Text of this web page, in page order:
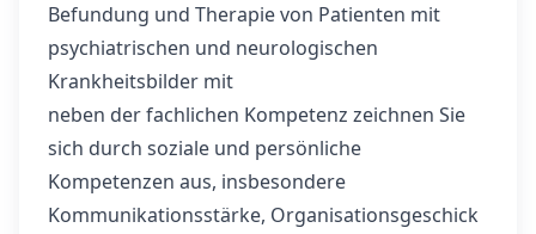
Befundung und Therapie von Patienten mit
psychiatrischen und neurologischen
Krankheitsbilder mit
neben der fachlichen Kompetenz zeichnen Sie
sich durch soziale und persönliche
Kompetenzen aus, insbesondere
Kommunikationsstärke, Organisationsgeschick